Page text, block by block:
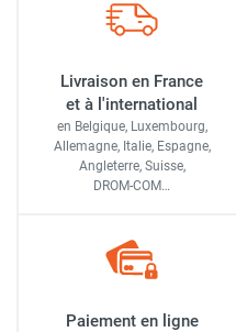
Livraison en France
et à l'international
en Belgique, Luxembourg,
Allemagne, Italie, Espagne,
Angleterre, Suisse,
DROM-COM…
Paiement en ligne